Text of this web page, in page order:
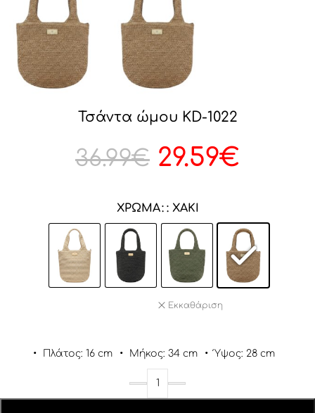
Τσάντα ώμου KD-1022
36.99€ 29.59€
ΧΡΏΜΑ : ΧΑΚΊ
Εκκαθάριση
• Πλάτος: 16 cm • Μήκος: 34 cm • Ύψος: 28 cm